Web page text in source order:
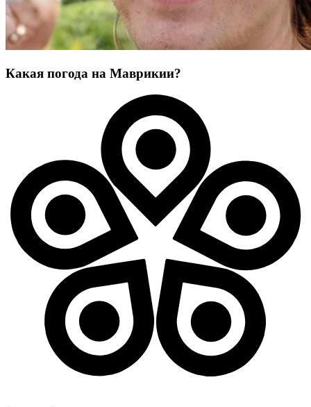
Какая погода на Маврикии?